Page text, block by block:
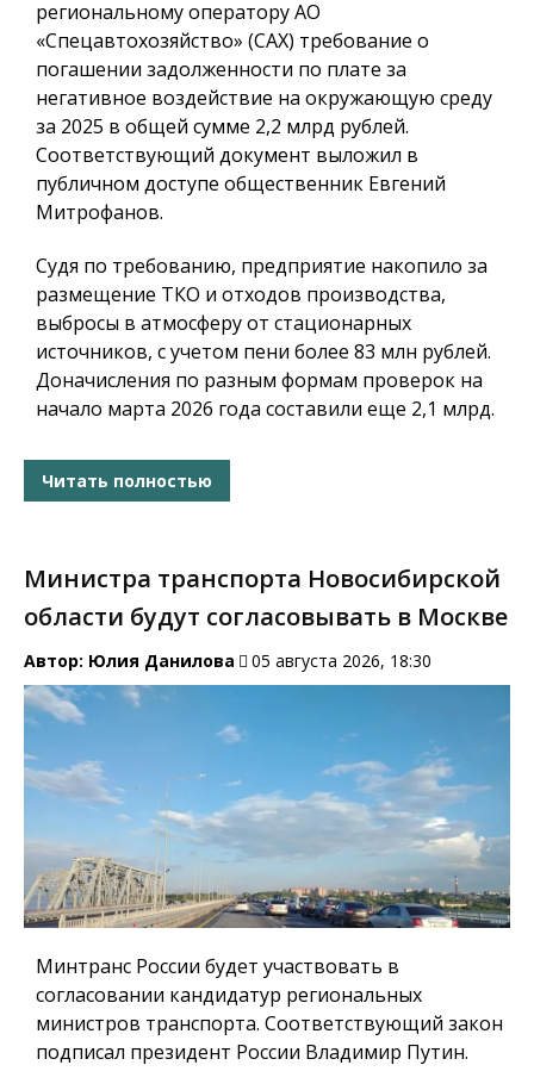
региональному оператору АО
«Спецавтохозяйство» (САХ) требование о
погашении задолженности по плате за
негативное воздействие на окружающую среду
за 2025 в общей сумме 2,2 млрд рублей.
Соответствующий документ выложил в
публичном доступе общественник Евгений
Митрофанов.
Судя по требованию, предприятие накопило за
размещение ТКО и отходов производства,
выбросы в атмосферу от стационарных
источников, с учетом пени более 83 млн рублей.
Доначисления по разным формам проверок на
начало марта 2026 года составили еще 2,1 млрд.
Читать полностью
Министра транспорта Новосибирской
области будут согласовывать в Москве
Автор: Юлия Данилова 05 августа 2026, 18:30
Минтранс России будет участвовать в
согласовании кандидатур региональных
министров транспорта. Соответствующий закон
подписал президент России Владимир Путин.